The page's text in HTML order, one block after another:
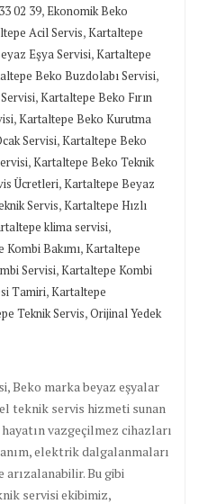
02 39,Ekonomik Beko
Acil Servis,Kartaltepe
Eşya Servisi,Kartaltepe
Beko Buzdolabı Servisi,
,Kartaltepe Beko Fırın
,Kartaltepe Beko Kurutma
Servisi,Kartaltepe Beko
,Kartaltepe Beko Teknik
Ücretleri,Kartaltepe Beyaz
Servis,Kartaltepe Hızlı
klima servisi,
Kombi Bakımı,Kartaltepe
Servisi,Kartaltepe Kombi
Tamiri,Kartaltepe
Teknik Servis,Orijinal Yedek
Beko marka beyaz eşyalar
teknik servis hizmeti sunan
vazgeçilmez cihazları
elektrik dalgalanmaları
arızalanabilir. Bu gibi
servisi ekibimiz,